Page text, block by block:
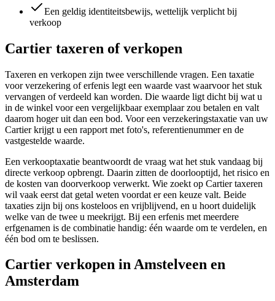
Een geldig identiteitsbewijs, wettelijk verplicht bij
verkoop
Cartier taxeren of verkopen
Taxeren en verkopen zijn twee verschillende vragen. Een taxatie
voor verzekering of erfenis legt een waarde vast waarvoor het stuk
vervangen of verdeeld kan worden. Die waarde ligt dicht bij wat u
in de winkel voor een vergelijkbaar exemplaar zou betalen en valt
daarom hoger uit dan een bod. Voor een verzekeringstaxatie van uw
Cartier krijgt u een rapport met foto's, referentienummer en de
vastgestelde waarde.
Een verkooptaxatie beantwoordt de vraag wat het stuk vandaag bij
directe verkoop opbrengt. Daarin zitten de doorlooptijd, het risico en
de kosten van doorverkoop verwerkt. Wie zoekt op Cartier taxeren
wil vaak eerst dat getal weten voordat er een keuze valt. Beide
taxaties zijn bij ons kosteloos en vrijblijvend, en u hoort duidelijk
welke van de twee u meekrijgt. Bij een erfenis met meerdere
erfgenamen is de combinatie handig: één waarde om te verdelen, en
één bod om te beslissen.
Cartier verkopen in Amstelveen en
Amsterdam